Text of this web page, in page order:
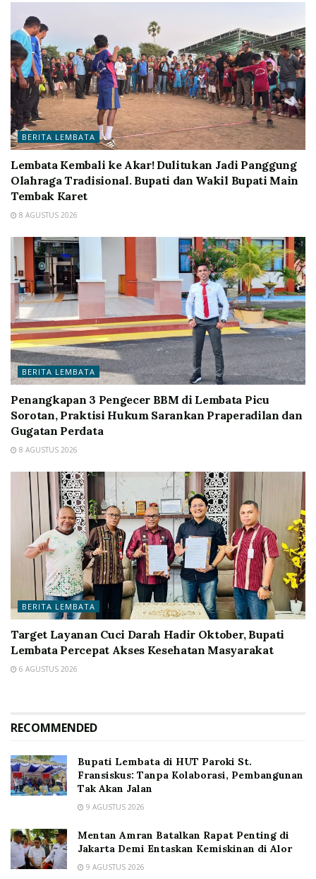
BERITA LEMBATA
Lembata Kembali ke Akar! Dulitukan Jadi Panggung
Olahraga Tradisional. Bupati dan Wakil Bupati Main
Tembak Karet
8 AGUSTUS 2026
BERITA LEMBATA
Penangkapan 3 Pengecer BBM di Lembata Picu
Sorotan, Praktisi Hukum Sarankan Praperadilan dan
Gugatan Perdata
8 AGUSTUS 2026
BERITA LEMBATA
Target Layanan Cuci Darah Hadir Oktober, Bupati
Lembata Percepat Akses Kesehatan Masyarakat
6 AGUSTUS 2026
RECOMMENDED
Bupati Lembata di HUT Paroki St.
Fransiskus: Tanpa Kolaborasi, Pembangunan
Tak Akan Jalan
9 AGUSTUS 2026
Mentan Amran Batalkan Rapat Penting di
Jakarta Demi Entaskan Kemiskinan di Alor
9 AGUSTUS 2026